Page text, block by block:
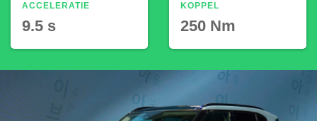
ACCELERATIE
9.5 s
KOPPEL
250 Nm